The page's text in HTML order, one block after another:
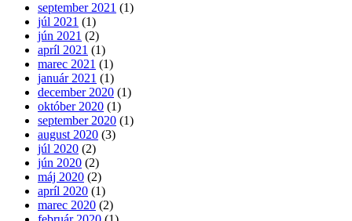
september 2021 (1)
júl 2021 (1)
jún 2021 (2)
apríl 2021 (1)
marec 2021 (1)
január 2021 (1)
december 2020 (1)
október 2020 (1)
september 2020 (1)
august 2020 (3)
júl 2020 (2)
jún 2020 (2)
máj 2020 (2)
apríl 2020 (1)
marec 2020 (2)